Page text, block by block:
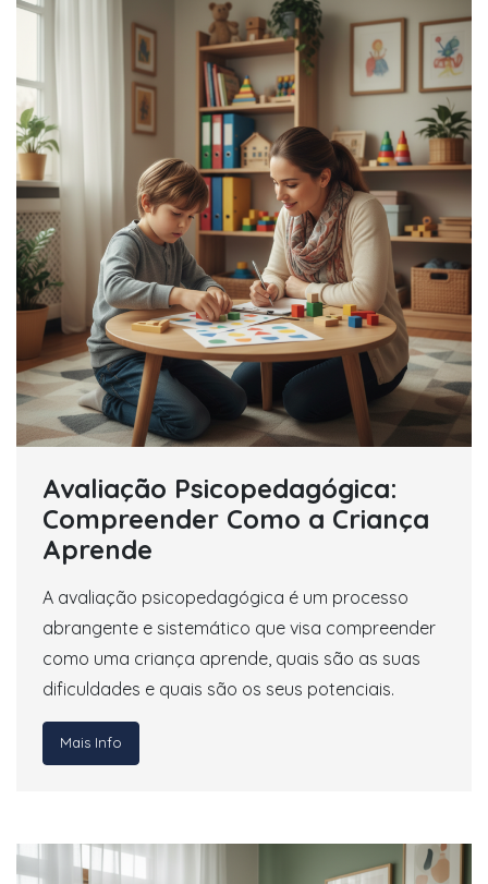
Avaliação Psicopedagógica:
Compreender Como a Criança
Aprende
A avaliação psicopedagógica é um processo
abrangente e sistemático que visa compreender
como uma criança aprende, quais são as suas
dificuldades e quais são os seus potenciais.
Mais Info